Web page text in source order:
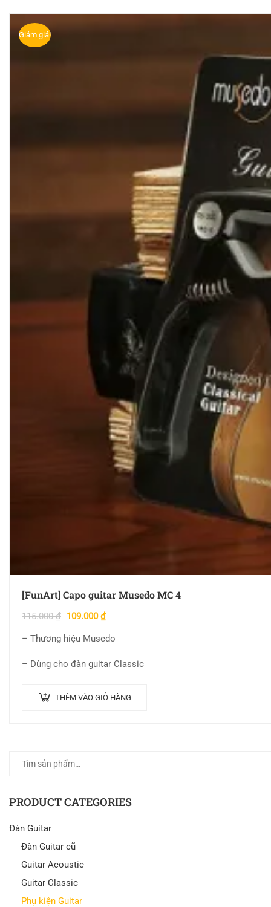
Giảm giá!
[FunArt] Capo guitar Musedo MC 4
115.000₫ 109.000₫
– Thương hiệu Musedo
– Dùng cho đàn guitar Classic
THÊM VÀO GIỎ HÀNG
PRODUCT CATEGORIES
Đàn Guitar
Đàn Guitar cũ
Guitar Acoustic
Guitar Classic
Phụ kiện Guitar